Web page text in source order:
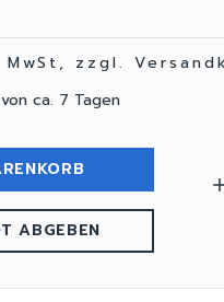
zzgl.
ca. 7 Tagen
ABGEBEN